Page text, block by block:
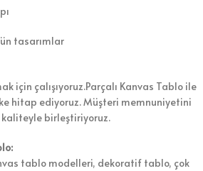
tasarımlar
için çalışıyoruz.Parçalı Kanvas Tablo ile
hitap ediyoruz. Müşteri memnuniyetini
kaliteyle birleştiriyoruz.
tablo modelleri, dekoratif tablo, çok